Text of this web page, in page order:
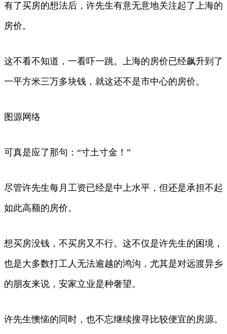
有了买房的想法后，许先生有意无意地关注起了上海的
房价。
这不看不知道，一看吓一跳。上海的房价已经飙升到了
一平方米三万多块钱，就这还不是市中心的房价。
图源网络
可真是应了那句：“寸土寸金！”
尽管许先生每月工资已经是中上水平，但还是承担不起
如此高额的房价。
想买房没钱，不买房又不行。这不仅是许先生的困境，
也是大多数打工人无法逾越的鸿沟，尤其是对远渡异乡
的朋友来说，安家立业是种奢望。
许先生懊恼的同时，也不忘继续搜寻比较便宜的房源。